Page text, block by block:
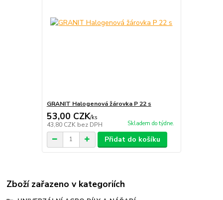
GRANIT Halogenová žárovka P 22 s
53,00 CZK/ks
43,80 CZK bez DPH Skladem do týdne.
Přidat do košíku
Zboží zařazeno v kategoriích